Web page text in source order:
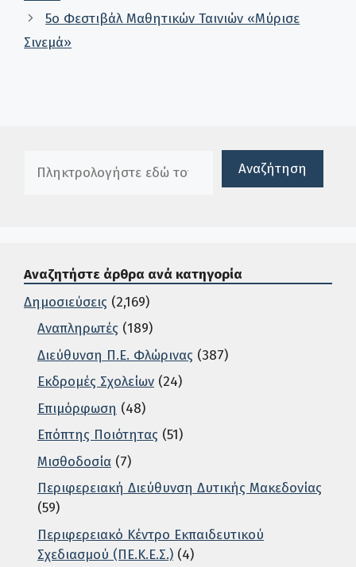
5ο Φεστιβάλ Μαθητικών Ταινιών «Μύρισε
Σινεμά»
Αναζήτηση
Αναζητήστε άρθρα ανά κατηγορία
Δημοσιεύσεις (2,169)
Αναπληρωτές (189)
Διεύθυνση Π.Ε. Φλώρινας (387)
Εκδρομές Σχολείων (24)
Επιμόρφωση (48)
Επόπτης Ποιότητας (51)
Μισθοδοσία (7)
Περιφερειακή Διεύθυνση Δυτικής Μακεδονίας
(59)
Περιφερειακό Κέντρο Εκπαιδευτικού
Σχεδιασμού (ΠΕ.Κ.Ε.Σ.) (4)